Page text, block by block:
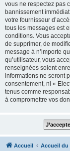
vous ne respectez pas
bannissement
votre fournisseur
tous les messages est
conditions. Vous
de supprimer, de
message à n’importe
qu’utilisateur, vous
renseignées soient
informations ne seront
consentement, ni «
tenus comme
à compromettre vos
Accueil Accueil du